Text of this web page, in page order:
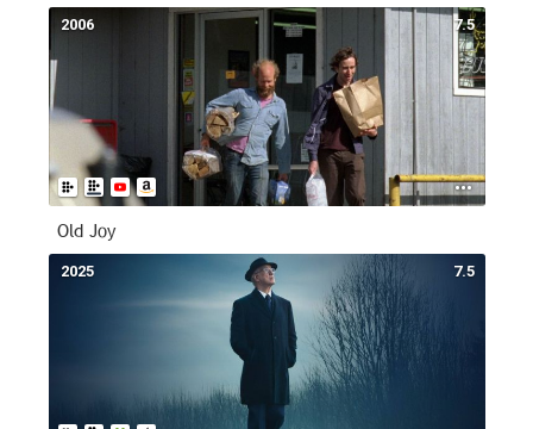
7.5
2006
Old Joy
7.5
2025